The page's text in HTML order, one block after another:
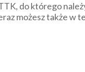
do którego
możesz także w